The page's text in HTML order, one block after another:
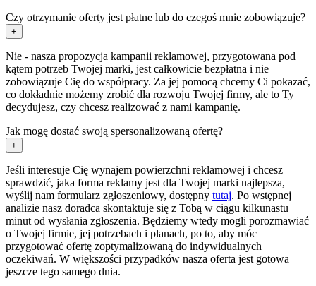
Czy otrzymanie oferty jest płatne lub do czegoś mnie zobowiązuje?
+
Nie - nasza propozycja kampanii reklamowej, przygotowana pod
kątem potrzeb Twojej marki, jest całkowicie bezpłatna i nie
zobowiązuje Cię do współpracy. Za jej pomocą chcemy Ci pokazać,
co dokładnie możemy zrobić dla rozwoju Twojej firmy, ale to Ty
decydujesz, czy chcesz realizować z nami kampanię.
Jak mogę dostać swoją spersonalizowaną ofertę?
+
Jeśli interesuje Cię wynajem powierzchni reklamowej i chcesz
sprawdzić, jaka forma reklamy jest dla Twojej marki najlepsza,
wyślij nam formularz zgłoszeniowy, dostępny tutaj. Po wstępnej
analizie nasz doradca skontaktuje się z Tobą w ciągu kilkunastu
minut od wysłania zgłoszenia. Będziemy wtedy mogli porozmawiać
o Twojej firmie, jej potrzebach i planach, po to, aby móc
przygotować ofertę zoptymalizowaną do indywidualnych
oczekiwań. W większości przypadków nasza oferta jest gotowa
jeszcze tego samego dnia.